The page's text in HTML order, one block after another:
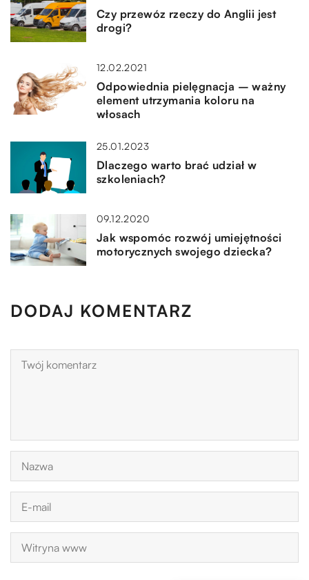
Czy przewóz rzeczy do Anglii jest
drogi?
12.02.2021
Odpowiednia pielęgnacja – ważny
element utrzymania koloru na
włosach
25.01.2023
Dlaczego warto brać udział w
szkoleniach?
09.12.2020
Jak wspomóc rozwój umiejętności
motorycznych swojego dziecka?
DODAJ KOMENTARZ